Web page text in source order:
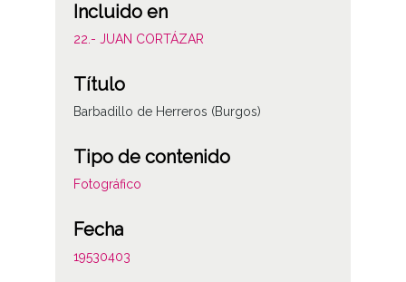
Incluido en
22.- JUAN CORTÁZAR
Título
Barbadillo de Herreros (Burgos)
Tipo de contenido
Fotográfico
Fecha
19530403